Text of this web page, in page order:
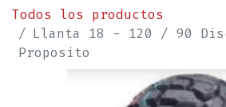
Todos los productos
Llanta 18 - 120 / 90
Proposito